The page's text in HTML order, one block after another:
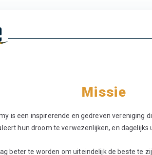
Scimitars
Erkend Regionaal Topsport
Missie
is een inspirerende en gedreven vereniging
hun droom te verwezenlijken, en dagelijks
beter te worden om uiteindelijk de beste te